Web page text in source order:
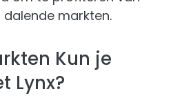
markten.
Kun je
Lynx?